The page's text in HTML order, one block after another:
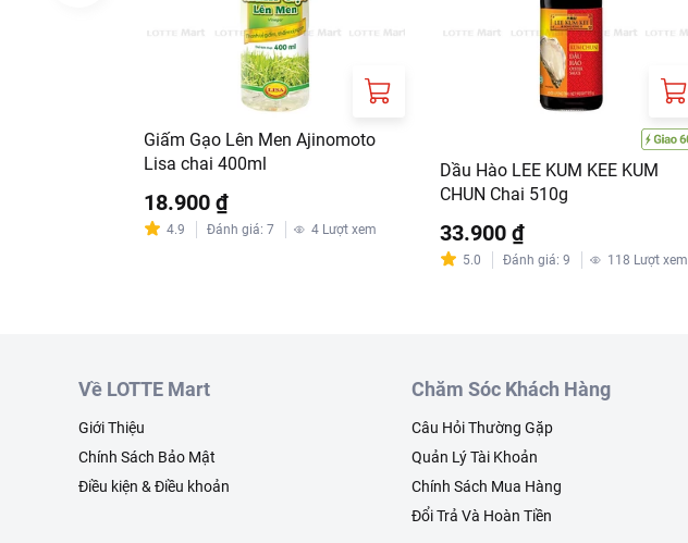
Giấm Gạo Lên Men Ajinomoto
Lisa chai 400ml
18.900 ₫
4.9 Đánh giá: 7 4 Lượt xem
Dầu Hào LEE KUM KEE KUM
CHUN Chai 510g
33.900 ₫
5.0 Đánh giá: 9 118 Lượt xem
Về LOTTE Mart
Giới Thiệu
Chính Sách Bảo Mật
Điều kiện & Điều khoản
Chăm Sóc Khách Hàng
Câu Hỏi Thường Gặp
Quản Lý Tài Khoản
Chính Sách Mua Hàng
Đổi Trả Và Hoàn Tiền